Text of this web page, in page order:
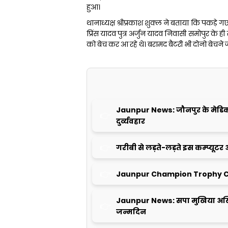
हुआ।
थानाध्यक्ष श्रीप्रकाश शुक्ल ने बताया कि पकड़े
प्रिंस यादव पुत्र अर्जुन यादव निवासी समोपुर के
को बेच कर आ रहे थे। बरामद बैटरी भी दोनो
Jaunpur News: जौनपुर के
दुर्व्यवहार
गरीबी से लड़ते-लड़ते इस कम्प्यूटर
Jaunpur Champion Trophy
Jaunpur News: सपा मुखिया
जन्मदिन